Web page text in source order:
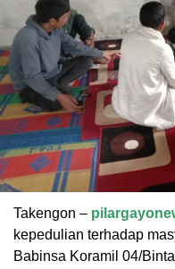
Takengon –
kepedulian terhadap
Babinsa Koramil 04/